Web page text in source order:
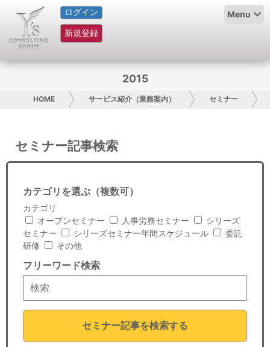
ログイン
新規登録
Menu
HOME
サービス紹介
グループ概要
日本人にPR
コンサルティング
リサーチ
セミナー
経済ニュース
2015
HOME サービス紹介（業務案内） セミナー
セミナー記事検索
カテゴリを選ぶ（複数可）
カテゴリ
オープンセミナー
人事労務セミナー
シリーズ
セミナー
シリーズセミナー年間スケジュール
委託
研修
その他
フリーワード検索
セミナー記事を検索する